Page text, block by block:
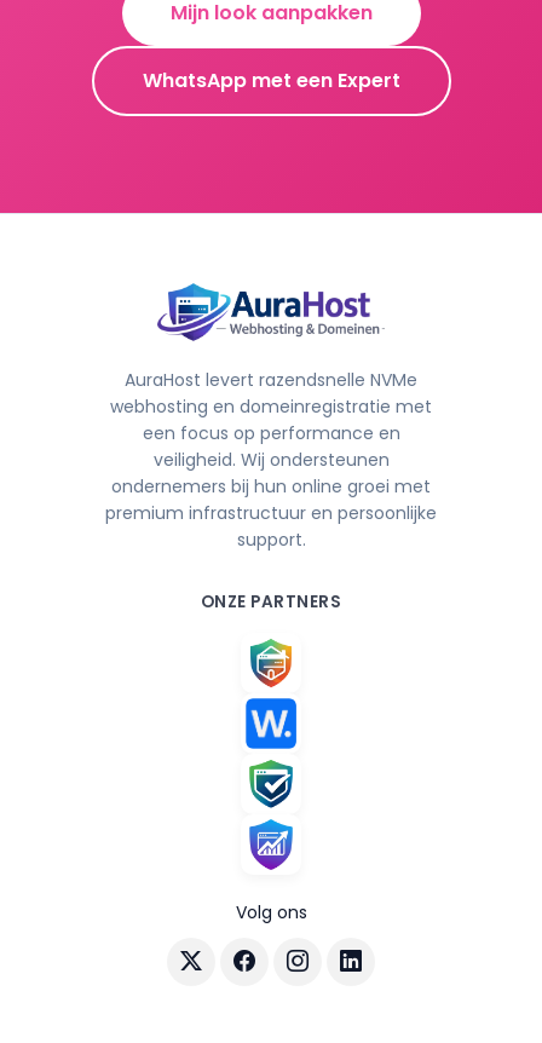
Mijn look aanpakken
WhatsApp met een Expert
AuraHost levert razendsnelle NVMe
webhosting en domeinregistratie met
een focus op performance en
veiligheid. Wij ondersteunen
ondernemers bij hun online groei met
premium infrastructuur en persoonlijke
support.
ONZE PARTNERS
Volg ons
Volg AuraHost op X
Volg AuraHost op Facebook
Volg AuraHost op Instagram
Volg AuraHost op